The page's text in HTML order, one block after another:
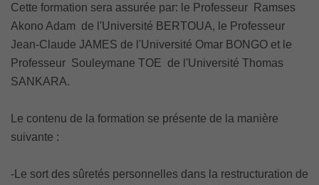
Cette formation sera assurée par: le Professeur Ramses
Akono Adam de l'Université BERTOUA, le Professeur
Jean-Claude JAMES de l'Université Omar BONGO et le
Professeur Souleymane TOE de l'Université Thomas
SANKARA.
Le contenu de la formation se présente de la manière
suivante :
-Le sort des sûretés personnelles dans la restructuration de